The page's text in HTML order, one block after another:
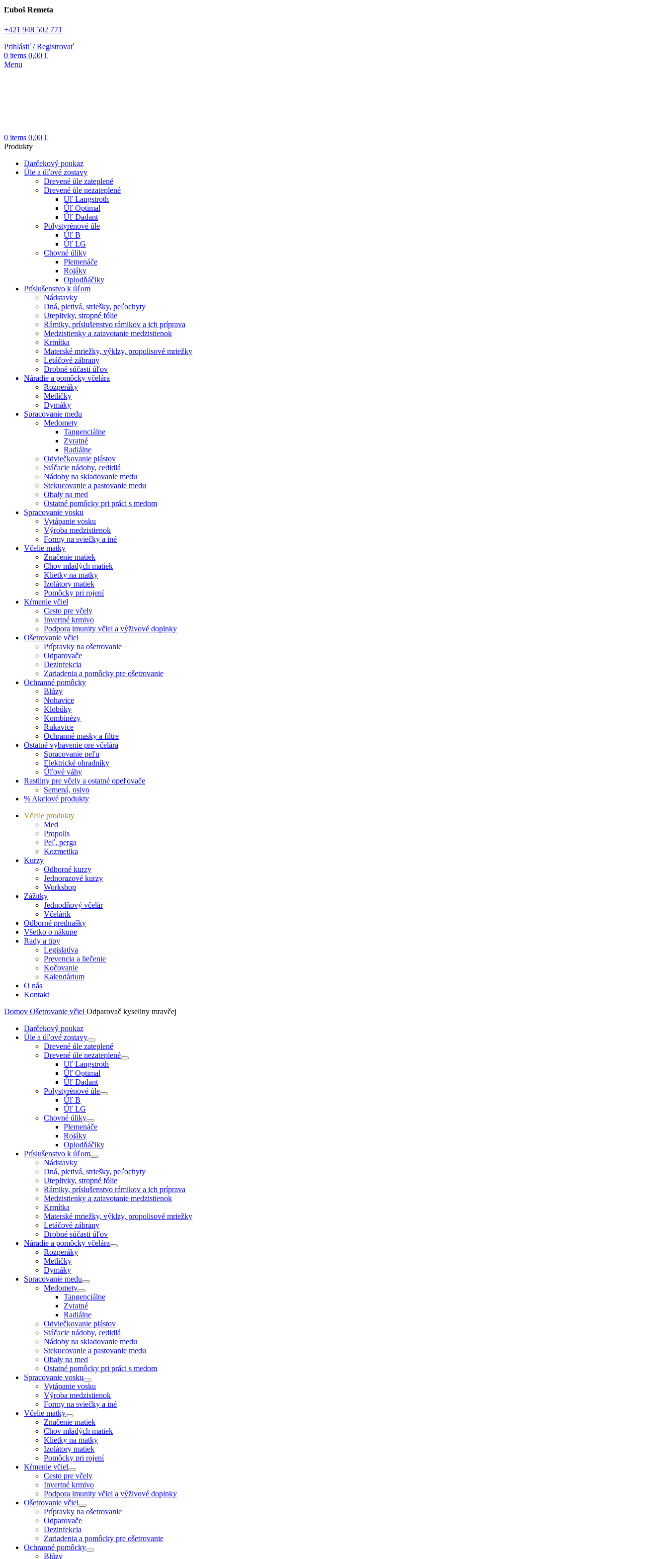
Ľuboš Remeta
+421 948 502 771
Prihlásiť / Registrovať
0 items 0,00 €
Menu
0 items 0,00 €
Produkty
Darčekový poukaz
Úle a úľové zostavy
Drevené úle zateplené
Drevené úle nezateplené
Uľ Langstroth
Úľ Optimal
Úľ Dadant
Polystyrénové úle
Úľ B
Úľ LG
Chovné úliky
Plemenáče
Rojáky
Oplodňáčiky
Príslušenstvo k úľom
Nádstavky
Dná, pletivá, striešky, peľochyty
Uteplivky, stropné fólie
Rámiky, príslušenstvo rámikov a ich príprava
Medzistienky a zatavotanie medzistienok
Krmítka
Materské mriežky, výklzy, propolisové mriežky
Letáčové zábrany
Drobné súčasti úľov
Náradie a pomôcky včelára
Rozperáky
Metličky
Dymáky
Spracovanie medu
Medomety
Tangenciálne
Zvratné
Radiálne
Odviečkovanie plástov
Stáčacie nádoby, cedidlá
Nádoby na skladovanie medu
Stekucovanie a pastovanie medu
Obaly na med
Ostatné pomôcky pri práci s medom
Spracovanie vosku
Vytápanie vosku
Výroba medzistienok
Formy na sviečky a iné
Včelie matky
Značenie matiek
Chov mladých matiek
Klietky na matky
Izolátory matiek
Pomôcky pri rojení
Kŕmenie včiel
Cesto pre včely
Invertné krmivo
Podpora imunity včiel a výživové doplnky
Ošetrovanie včiel
Prípravky na ošetrovanie
Odparovače
Dezinfekcia
Zariadenia a pomôcky pre ošetrovanie
Ochranné pomôcky
Blúzy
Nohavice
Klobúky
Kombinézy
Rukavice
Ochranné masky a filtre
Ostatné vybavenie pre včelára
Spracovanie peľu
Elektrické ohradníky
Úľové váhy
Rastliny pre včely a ostatné opeľovače
Semená, osivo
% Akciové produkty
Včelie produkty
Med
Propolis
Peľ, perga
Kozmetika
Kurzy
Odborné kurzy
Jednorazové kurzy
Workshop
Zážitky
Jednodňový včelár
Včelárik
Odborné prednašky
Všetko o nákupe
Rady a tipy
Legislatíva
Prevencia a liečenie
Kočovanie
Kalendárium
O nás
Kontakt
Domov Ošetrovanie včiel Odparovač kyseliny mravčej
Darčekový poukaz
Úle a úľové zostavy
Drevené úle zateplené
Drevené úle nezateplené
Uľ Langstroth
Úľ Optimal
Úľ Dadant
Polystyrénové úle
Úľ B
Úľ LG
Chovné úliky
Plemenáče
Rojáky
Oplodňáčiky
Príslušenstvo k úľom
Nádstavky
Dná, pletivá, striešky, peľochyty
Uteplivky, stropné fólie
Rámiky, príslušenstvo rámikov a ich príprava
Medzistienky a zatavotanie medzistienok
Krmítka
Materské mriežky, výklzy, propolisové mriežky
Letáčové zábrany
Drobné súčasti úľov
Náradie a pomôcky včelára
Rozperáky
Metličky
Dymáky
Spracovanie medu
Medomety
Tangenciálne
Zvratné
Radiálne
Odviečkovanie plástov
Stáčacie nádoby, cedidlá
Nádoby na skladovanie medu
Stekucovanie a pastovanie medu
Obaly na med
Ostatné pomôcky pri práci s medom
Spracovanie vosku
Vytápanie vosku
Výroba medzistienok
Formy na sviečky a iné
Včelie matky
Značenie matiek
Chov mladých matiek
Klietky na matky
Izolátory matiek
Pomôcky pri rojení
Kŕmenie včiel
Cesto pre včely
Invertné krmivo
Podpora imunity včiel a výživové doplnky
Ošetrovanie včiel
Prípravky na ošetrovanie
Odparovače
Dezinfekcia
Zariadenia a pomôcky pre ošetrovanie
Ochranné pomôcky
Blúzy